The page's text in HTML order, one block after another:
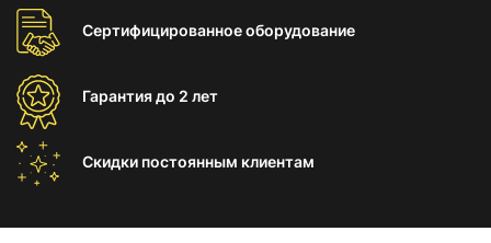
Сертифицированноеоборудование
Гарантиядо 2 лет
Скидки постоянным клиентам